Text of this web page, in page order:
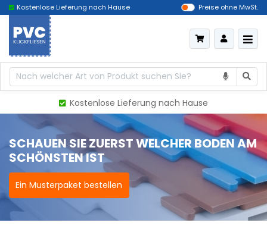
Lieferung nach Hause Das billigste Deutschland
Preise ohne MwSt.
Kostenlose Lieferung nach Hause
SCHAUEN SIE ZUERST WELCHER BODEN AM
SCHÖNSTEN IST
Ein Musterpaket bestellen